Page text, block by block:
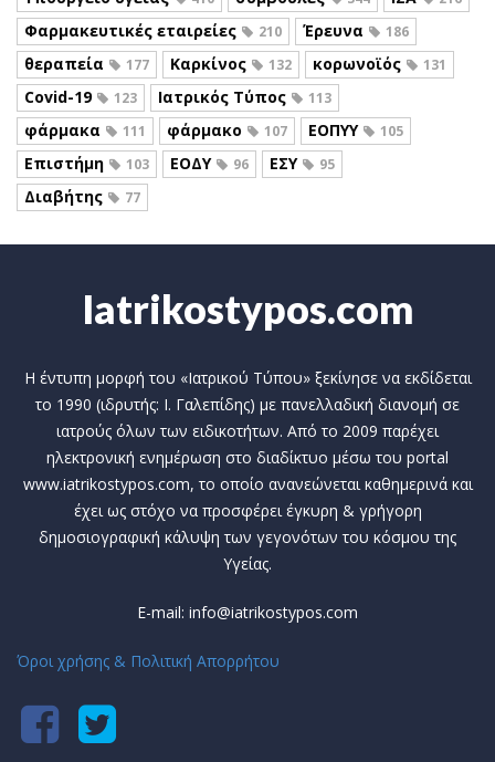
Φαρμακευτικές εταιρείες 210 Έρευνα 186
θεραπεία 177 Καρκίνος 132 κορωνοϊός 131
Covid-19 123 Ιατρικός Τύπος 113
φάρμακα 111 φάρμακο 107 ΕΟΠΥΥ 105
Επιστήμη 103 ΕΟΔΥ 96 ΕΣΥ 95
Διαβήτης 77
Iatrikostypos.com
Η έντυπη μορφή του «Ιατρικού Τύπου» ξεκίνησε να εκδίδεται
το 1990 (ιδρυτής: Ι. Γαλεπίδης) με πανελλαδική διανομή σε
ιατρούς όλων των ειδικοτήτων. Από το 2009 παρέχει
ηλεκτρονική ενημέρωση στο διαδίκτυο μέσω του portal
www.iatrikostypos.com, το οποίο ανανεώνεται καθημερινά και
έχει ως στόχο να προσφέρει έγκυρη & γρήγορη
δημοσιογραφική κάλυψη των γεγονότων του κόσμου της
Υγείας.
E-mail: info@iatrikostypos.com
Όροι χρήσης & Πολιτική Απορρήτου